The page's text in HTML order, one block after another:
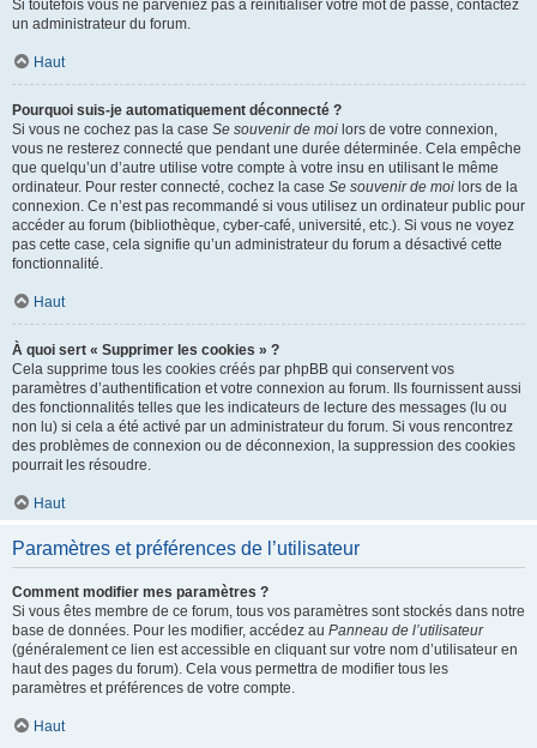
Si toutefois vous ne parveniez pas à réinitialiser votre mot de passe, contactez
un administrateur du forum.
Haut
Pourquoi suis-je automatiquement déconnecté ?
Si vous ne cochez pas la case Se souvenir de moi lors de votre connexion,
vous ne resterez connecté que pendant une durée déterminée. Cela empêche
que quelqu’un d’autre utilise votre compte à votre insu en utilisant le même
ordinateur. Pour rester connecté, cochez la case Se souvenir de moi lors de la
connexion. Ce n’est pas recommandé si vous utilisez un ordinateur public pour
accéder au forum (bibliothèque, cyber-café, université, etc.). Si vous ne voyez
pas cette case, cela signifie qu’un administrateur du forum a désactivé cette
fonctionnalité.
Haut
À quoi sert « Supprimer les cookies » ?
Cela supprime tous les cookies créés par phpBB qui conservent vos
paramètres d’authentification et votre connexion au forum. Ils fournissent aussi
des fonctionnalités telles que les indicateurs de lecture des messages (lu ou
non lu) si cela a été activé par un administrateur du forum. Si vous rencontrez
des problèmes de connexion ou de déconnexion, la suppression des cookies
pourrait les résoudre.
Haut
Paramètres et préférences de l’utilisateur
Comment modifier mes paramètres ?
Si vous êtes membre de ce forum, tous vos paramètres sont stockés dans notre
base de données. Pour les modifier, accédez au Panneau de l’utilisateur
(généralement ce lien est accessible en cliquant sur votre nom d’utilisateur en
haut des pages du forum). Cela vous permettra de modifier tous les
paramètres et préférences de votre compte.
Haut